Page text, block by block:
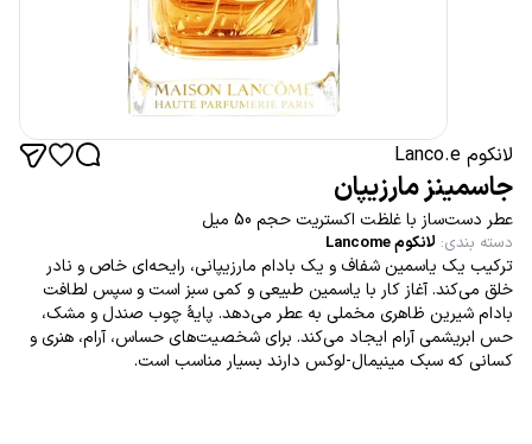
لانکوم Lanco.e
جاسمینز مارزیپان
عطر دست‌ساز با غلظت اکستریت حجم 50 میل
دسته بندی: لانکوم Lancome
ترکیب یک یاسمین شفاف و یک بادام مارزیپانی، رایحه‌ای خاص و نادر
خلق می‌کند. آغاز کار با یاسمین طبیعی و کمی سبز است و سپس لطافت
بادام شیرین ظاهری مخملی به عطر می‌دهد. پایهٔ چوب صندل و مشک،
حس ابریشمی آرام ایجاد می‌کند. برای شخصیت‌های حساس، آرام، هنری و
کسانی که سبک مینیمال-لوکس دارند بسیار مناسب است.